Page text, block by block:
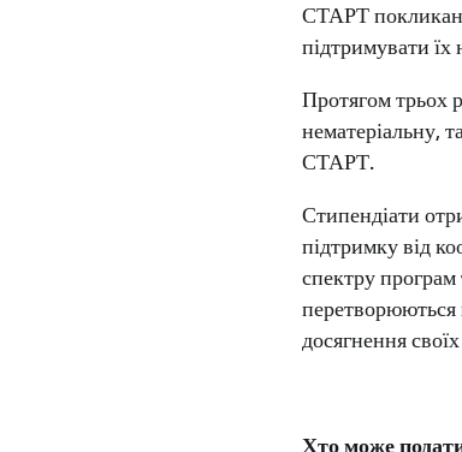
СТАРТ
підтримувати
Протягом трьох
нематеріальну,
СТАРТ.
Стипендіати
підтримку від
спектру програм
перетворюються
досягнення
Хто може